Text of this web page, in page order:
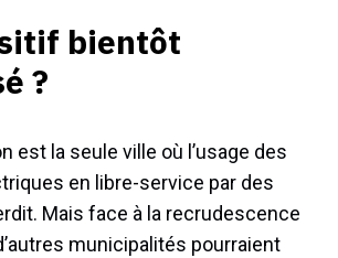
bientôt
?
est la seule ville où l’usage des
en libre-service par des
Mais face à la recrudescence
municipalités pourraient